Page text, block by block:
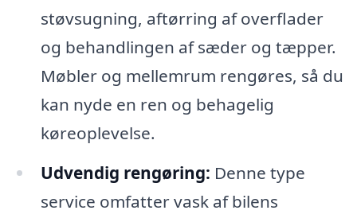
støvsugning, aftørring af overflader
og behandlingen af sæder og tæpper.
Møbler og mellemrum rengøres, så du
kan nyde en ren og behagelig
køreoplevelse.
Udvendig rengøring: Denne type
service omfatter vask af bilens